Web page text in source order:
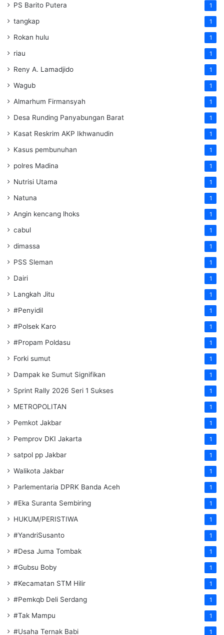
PS Barito Putera 1
tangkap 1
Rokan hulu 1
riau 1
Reny A. Lamadjido 1
Wagub 1
Almarhum Firmansyah 1
Desa Runding Panyabungan Barat 1
Kasat Reskrim AKP Ikhwanudin 1
Kasus pembunuhan 1
polres Madina 1
Nutrisi Utama 1
Natuna 1
Angin kencang lhoks 1
cabul 1
dimassa 1
PSS Sleman 1
Dairi 1
Langkah Jitu 1
#Penyidil 1
#Polsek Karo 1
#Propam Poldasu 1
Forki sumut 1
Dampak ke Sumut Signifikan 1
Sprint Rally 2026 Seri 1 Sukses 1
METROPOLITAN 1
Pemkot Jakbar 1
Pemprov DKI Jakarta 1
satpol pp Jakbar 1
Walikota Jakbar 1
Parlementaria DPRK Banda Aceh 1
#Eka Suranta Sembiring 1
HUKUM/PERISTIWA 1
#YandriSusanto 1
#Desa Juma Tombak 1
#Gubsu Boby 1
#Kecamatan STM Hilir 1
#Pemkqb Deli Serdang 1
#Tak Mampu 1
#Usaha Ternak Babi 1